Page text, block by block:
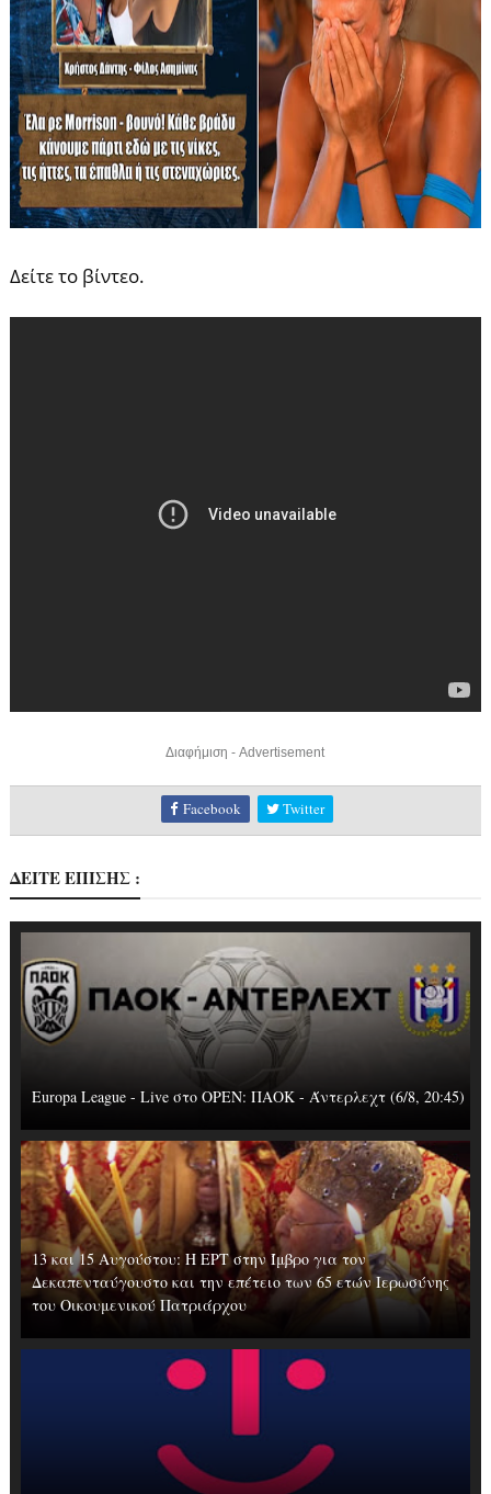
Δείτε το βίντεο.
Διαφήμιση - Advertisement
Facebook Twitter
ΔΕΙΤΕ ΕΠΙΣΗΣ :
Europa League - Live στο OΡΕΝ: ΠΑΟΚ - Άντερλεχτ (6/8, 20:45)
13 και 15 Αυγούστου: Η ΕΡΤ στην Ίμβρο για τον
Δεκαπενταύγουστο και την επέτειο των 65 ετών Ιερωσύνης
του Οικουμενικού Πατριάρχου